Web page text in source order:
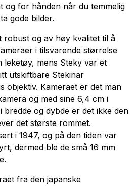
og for hånden når du temmelig
gode bilder.
robust og av høy kvalitet til å
i tilsvarende størrelse
leketøy, mens Steky var et
utskiftbare Stekinar
objektiv. Kameraet er det man
og med sine 6,4 cm i
bredde og dybde er det ikke den
det største rommet.
i 1947, og på den tiden var
dermed ble de små 16 mm
fra den japanske